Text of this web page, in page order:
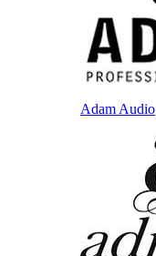
Adam Audio